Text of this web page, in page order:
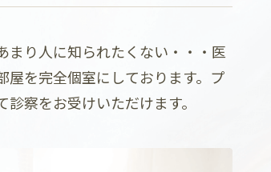
まり人に知られたくない・・・医
屋を完全個室にしております。プ
察をお受けいただけます。